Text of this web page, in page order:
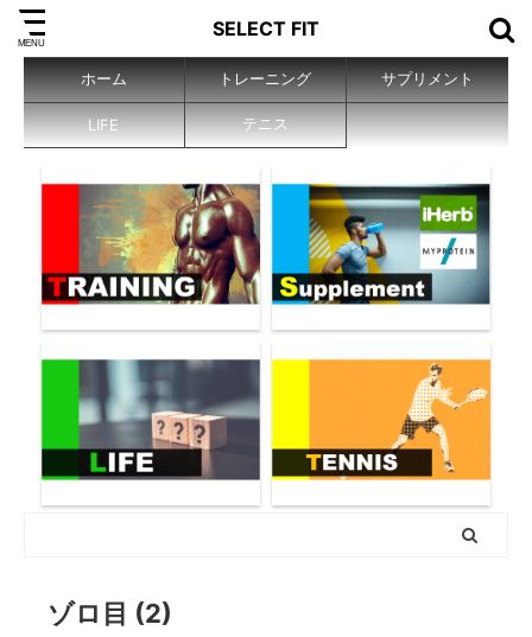
SELECT FIT
ホーム トレーニング サプリメント
LIFE テニス
ゾロ目 (2)